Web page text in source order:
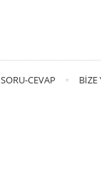
SORU-CEVAP BIZE